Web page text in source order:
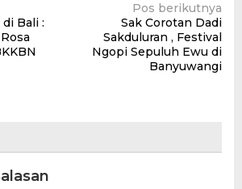
Bali :
Pos berikutnya
Sak Corotan Dadi
Sakduluran , Festival
Ngopi Sepuluh Ewu di
Banyuwangi